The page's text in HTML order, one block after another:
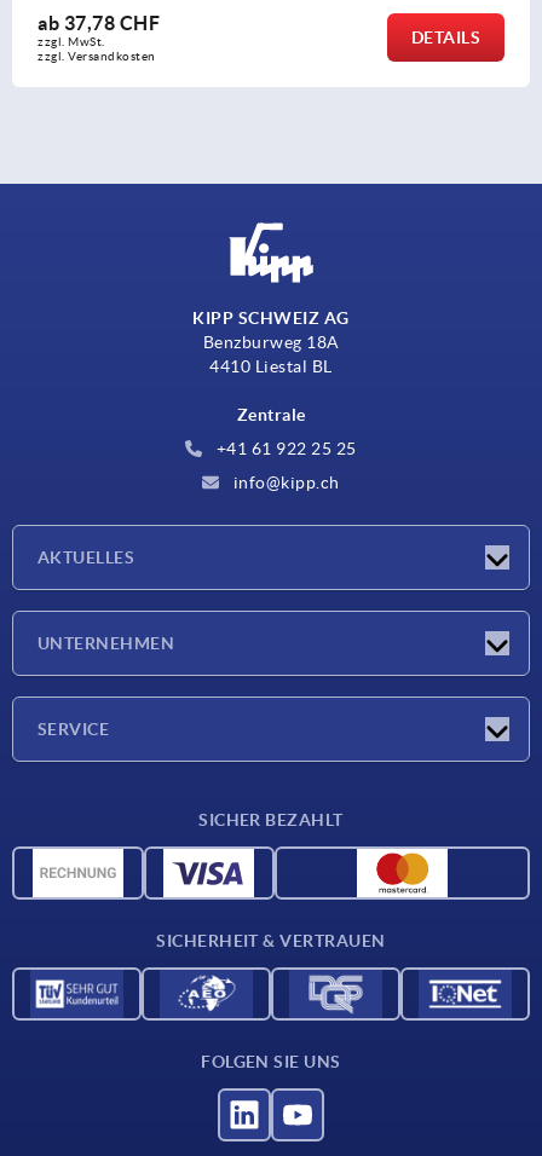
DETAILS
KIPP SCHWEIZ AG
Benzburweg 18A
4410 Liestal BL
Zentrale
+41 61 922 25 25
info@kipp.ch
AKTUELLES
UNTERNEHMEN
SERVICE
CAD-Daten
SICHER BEZAHLT
SICHERHEIT & VERTRAUEN
FOLGEN SIE UNS